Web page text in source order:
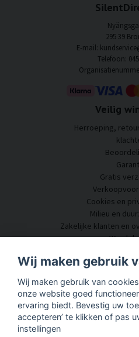
295 39
E-mail:
Telefoon:
Veilig
Herroeping,
Gratis
Cookies en
Milieu en
Zakelijke klanten en
Word
Neem contact
Akoestisch
Montage en
Vragen en
Wij maken gebruik
Wij maken gebruik van
onze website goed
ervaring biedt. Bevestig uw
accepteren’ te klikken of pas
instellingen